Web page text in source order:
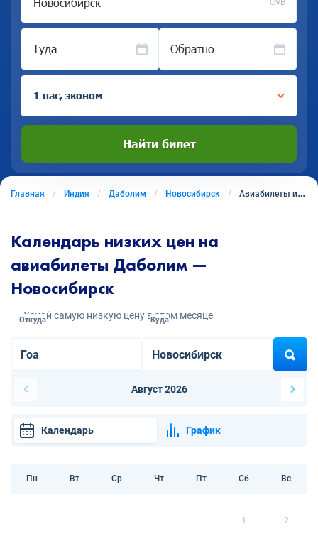
Туда Обратно
1 пас, эконом
Найти билет
Главная Индия Даболим Новосибирск Авиабилеты из Даболима в Новосибирск
Календарь низких цен на
авиабилеты Даболим —
Новосибирск
Узнай самую низкую цену в этом месяце
Откуда Куда
Август 2026
Календарь График
Пн Вт Ср Чт Пт Сб Вс
1 2